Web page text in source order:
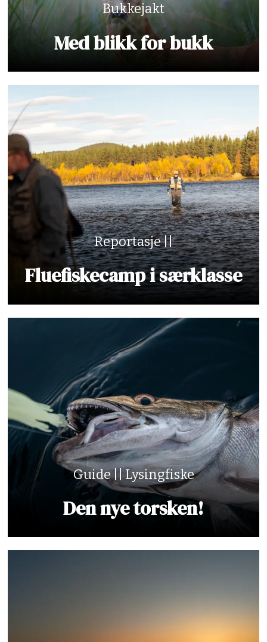
Bukkejakt
Med blikk for bukk
Reportasje ||
Fluefiskecamp i særklasse
Guide || Lysingfiske
Den nye torsken!